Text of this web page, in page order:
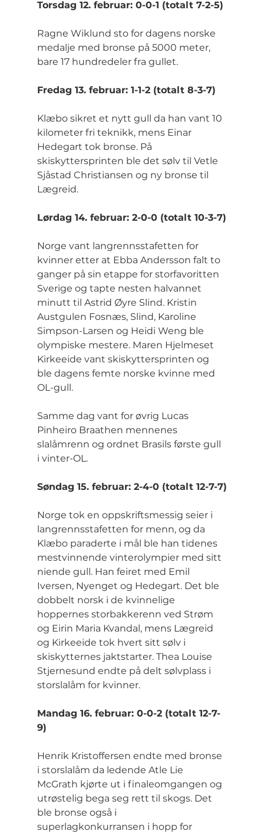
Torsdag 12. februar: 0-0-1 (totalt 7-2-5)
Ragne Wiklund sto for dagens norske
medalje med bronse på 5000 meter,
bare 17 hundredeler fra gullet.
Fredag 13. februar: 1-1-2 (totalt 8-3-7)
Klæbo sikret et nytt gull da han vant 10
kilometer fri teknikk, mens Einar
Hedegart tok bronse. På
skiskyttersprinten ble det sølv til Vetle
Sjåstad Christiansen og ny bronse til
Lægreid.
Lørdag 14. februar: 2-0-0 (totalt 10-3-7)
Norge vant langrennsstafetten for
kvinner etter at Ebba Andersson falt to
ganger på sin etappe for storfavoritten
Sverige og tapte nesten halvannet
minutt til Astrid Øyre Slind. Kristin
Austgulen Fosnæs, Slind, Karoline
Simpson-Larsen og Heidi Weng ble
olympiske mestere. Maren Hjelmeset
Kirkeeide vant skiskyttersprinten og
ble dagens femte norske kvinne med
OL-gull.
Samme dag vant for øvrig Lucas
Pinheiro Braathen mennenes
slalåmrenn og ordnet Brasils første gull
i vinter-OL.
Søndag 15. februar: 2-4-0 (totalt 12-7-7)
Norge tok en oppskriftsmessig seier i
langrennsstafetten for menn, og da
Klæbo paraderte i mål ble han tidenes
mestvinnende vinterolympier med sitt
niende gull. Han feiret med Emil
Iversen, Nyenget og Hedegart. Det ble
dobbelt norsk i de kvinnelige
hoppernes storbakkerenn ved Strøm
og Eirin Maria Kvandal, mens Lægreid
og Kirkeeide tok hvert sitt sølv i
skiskytternes jaktstarter. Thea Louise
Stjernesund endte på delt sølvplass i
storslalåm for kvinner.
Mandag 16. februar: 0-0-2 (totalt 12-7-
9)
Henrik Kristoffersen endte med bronse
i storslalåm da ledende Atle Lie
McGrath kjørte ut i finaleomgangen og
utrøstelig bega seg rett til skogs. Det
ble bronse også i
superlagkonkurransen i hopp for